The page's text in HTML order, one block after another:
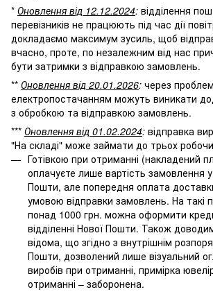
* Оновлення від 12.12.2024: відділення
перевізників не працюють під час дії
докладаємо максимум зусиль, щоб
вчасно, проте, по незалежним від нас
бути затримки з відправкою замовлень.
** Оновлення від 20.01.2026: через
електропостачанням можуть виникати
з обробкою та відправкою замовлень.
*** Оновлення від 01.02.2024: відправка
"На складі" може займати до трьох
Готівкою при отриманні (накладений
оплачуєте лише вартість замовлення у
Пошти, але попередня оплата
умовою відправки замовлень. На такі
понад 1000 грн. можна оформити
відділенні Нової Пошти. Також
відома, що згідно з внутрішнім
Пошти, дозволений лише візуальний
виробів при отриманні, примірка
отриманні – заборонена.